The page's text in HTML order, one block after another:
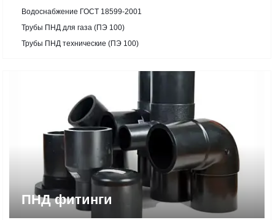
Водоснабжение ГОСТ 18599-2001
Трубы ПНД для газа (ПЭ 100)
Трубы ПНД технические (ПЭ 100)
ПНД фитинги